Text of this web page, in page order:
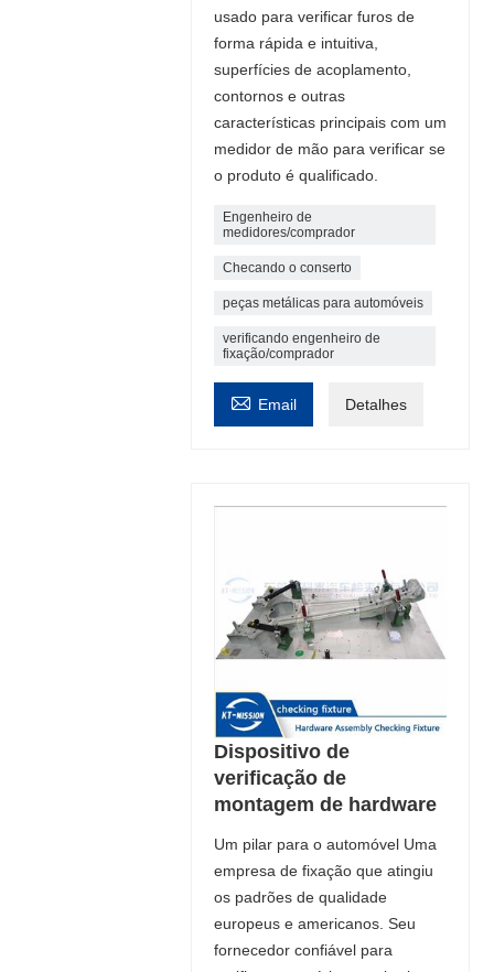
usado para verificar furos de
forma rápida e intuitiva,
superfícies de acoplamento,
contornos e outras
características principais com um
medidor de mão para verificar se
o produto é qualificado.
Engenheiro de
medidores/comprador
Checando o conserto
peças metálicas para automóveis
verificando engenheiro de
fixação/comprador
 Email Detalhes
Dispositivo de
verificação de
montagem de hardware
Um pilar para o automóvel Uma
empresa de fixação que atingiu
os padrões de qualidade
europeus e americanos. Seu
fornecedor confiável para